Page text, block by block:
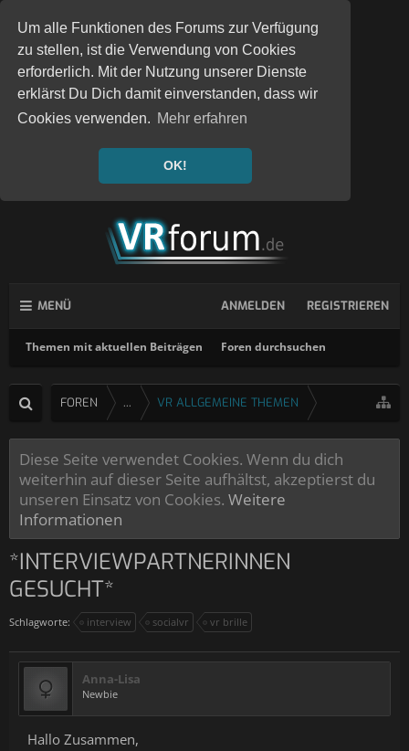
Um alle Funktionen des Forums zur Verfügung
zu stellen, ist die Verwendung von Cookies
erforderlich. Mit der Nutzung unserer Dienste
erklärst Du Dich damit einverstanden, dass wir
Cookies verwenden. Mehr erfahren
OK!
MENÜ
Themen mit aktuellen Beiträgen Foren durchsuchen
ANMELDEN REGISTRIEREN
FOREN ... VR ALLGEMEINE THEMEN
Diese Seite verwendet Cookies. Wenn du dich
weiterhin auf dieser Seite aufhältst, akzeptierst du
unseren Einsatz von Cookies. Weitere
Informationen
*INTERVIEWPARTNERINNEN
GESUCHT*
Schlagworte: interview socialvr vr brille
Anna-Lisa
Newbie
Hallo Zusammen,